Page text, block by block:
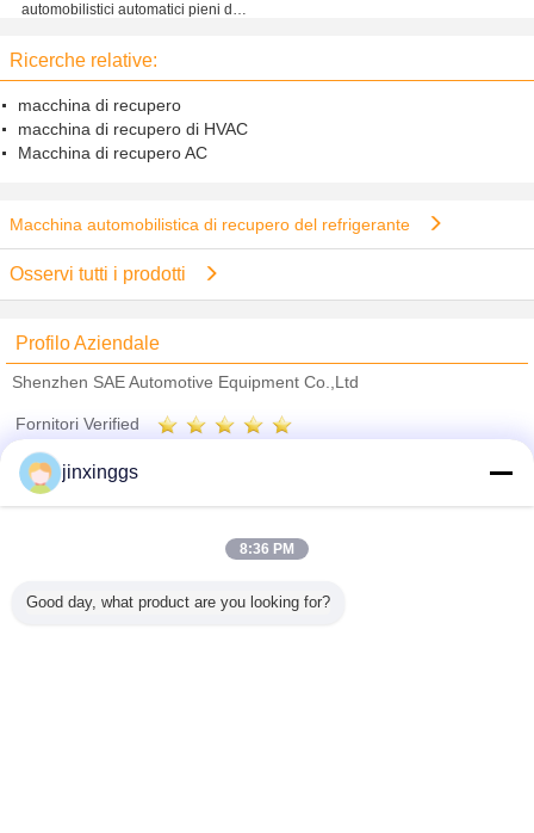
automobilistici automatici pieni del
macchina di recupero del
refrigerante
Ricerche relative:
macchina di recupero
macchina di recupero di HVAC
Macchina di recupero AC
Macchina automobilistica di recupero del refrigerante
Osservi tutti i prodotti
Profilo Aziendale
Shenzhen SAE Automotive Equipment Co.,Ltd
Fornitori Verified
Trust Seal
Tutti i prodotti
jinxinggs
8:36 PM
Good day, what product are you looking for?